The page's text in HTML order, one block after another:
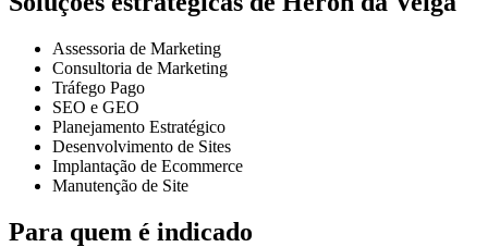
Assessoria de Marketing
Consultoria de Marketing
Tráfego Pago
SEO e GEO
Planejamento Estratégico
Desenvolvimento de Sites
Implantação de Ecommerce
Manutenção de Site
Para quem é indicado